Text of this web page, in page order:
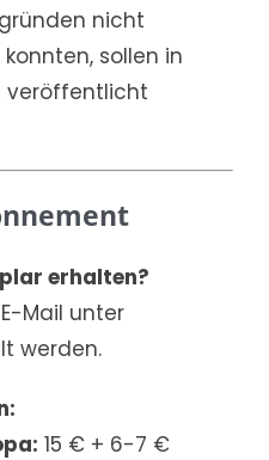
nicht
sollen in
veröffentlicht
erhalten?
Mail unter
werden.
15 € + 6-7 €